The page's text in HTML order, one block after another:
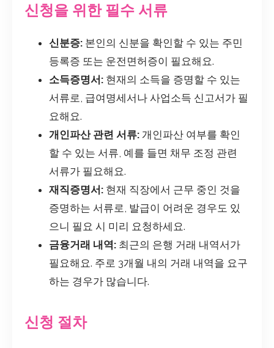
신청을 위한 필수 서류
신분증: 본인의 신분을 확인할 수 있는 주민
등록증 또는 운전면허증이 필요해요.
소득증명서: 현재의 소득을 증명할 수 있는
서류로, 급여명세서나 사업소득 신고서가 필
요해요.
개인파산 관련 서류: 개인파산 여부를 확인
할 수 있는 서류, 예를 들면 채무 조정 관련
서류가 필요해요.
재직증명서: 현재 직장에서 근무 중인 것을
증명하는 서류로, 발급이 어려운 경우도 있
으니 필요 시 미리 요청하세요.
금융거래 내역: 최근의 은행 거래 내역서가
필요해요. 주로 3개월 내의 거래 내역을 요구
하는 경우가 많습니다.
신청 절차